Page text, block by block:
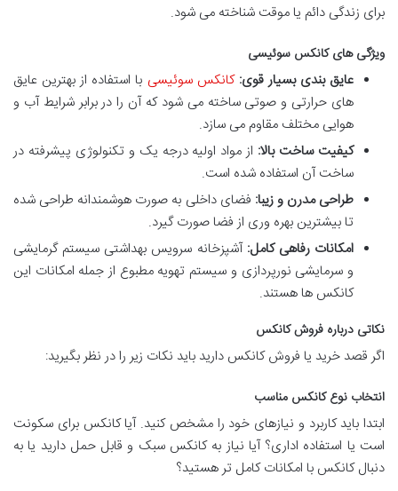
برای زندگی دائم یا موقت شناخته می شود.
ویژگی های کانکس سوئیسی
عایق بندی بسیار قوی: کانکس سوئیسی با استفاده از بهترین عایق
های حرارتی و صوتی ساخته می شود که آن را در برابر شرایط آب و
هوایی مختلف مقاوم می سازد.
کیفیت ساخت بالا: از مواد اولیه درجه یک و تکنولوژی پیشرفته در
ساخت آن استفاده شده است.
طراحی مدرن و زیبا: فضای داخلی به صورت هوشمندانه طراحی شده
تا بیشترین بهره وری از فضا صورت گیرد.
امکانات رفاهی کامل: آشپزخانه سرویس بهداشتی سیستم گرمایشی
و سرمایشی نورپردازی و سیستم تهویه مطبوع از جمله امکانات این
کانکس ها هستند.
نکاتی درباره فروش کانکس
اگر قصد خرید یا فروش کانکس دارید باید نکات زیر را در نظر بگیرید:
انتخاب نوع کانکس مناسب
ابتدا باید کاربرد و نیازهای خود را مشخص کنید. آیا کانکس برای سکونت
است یا استفاده اداری؟ آیا نیاز به کانکس سبک و قابل حمل دارید یا به
دنبال کانکس با امکانات کامل تر هستید؟